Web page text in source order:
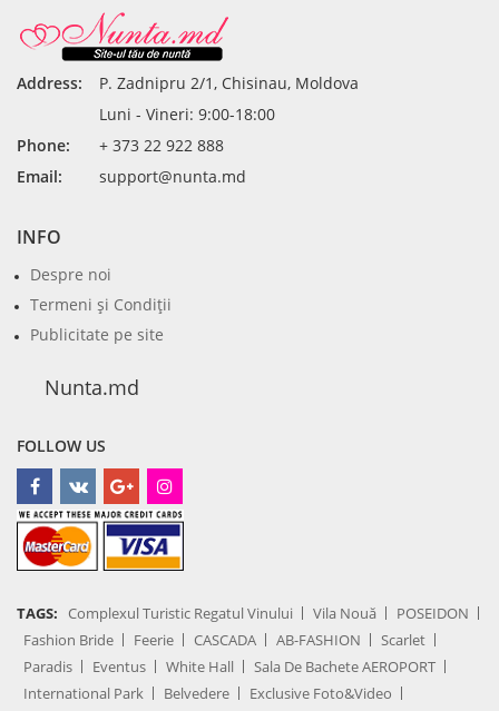
Address:
P. Zadnipru 2/1, Chisinau, Moldova
Luni - Vineri: 9:00-18:00
Phone:
+ 373 22 922 888
Email:
support@nunta.md
INFO
Despre noi
Termeni şi Condiţii
Publicitate pe site
Nunta.md
FOLLOW US
TAGS: Complexul Turistic Regatul Vinului Vila Nouă
POSEIDON
Fashion Bride
Feerie CASCADA AB-FASHION
Scarlet
Paradis
Eventus White Hall
Sala De Bachete AEROPORT
International Park
Belvedere
Exclusive Foto&Video